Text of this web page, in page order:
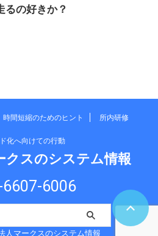
の好きか？
時間短縮のためのヒント 所内研修
化へ向けての行動
クスのシステム情報
6607-6006
マークスのシステム情報